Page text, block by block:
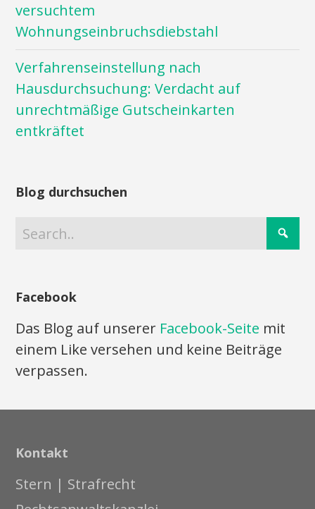
versuchtem
Wohnungseinbruchsdiebstahl
Verfahrenseinstellung nach
Hausdurchsuchung: Verdacht auf
unrechtmäßige Gutscheinkarten
entkräftet
Blog durchsuchen
Facebook
Das Blog auf unserer Facebook-Seite mit
einem Like versehen und keine Beiträge
verpassen.
Kontakt
Stern | Strafrecht